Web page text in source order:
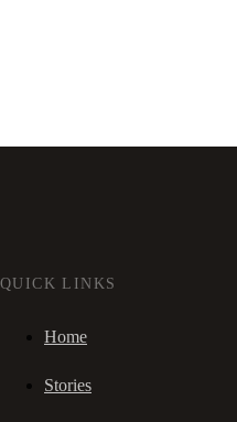
QUICK LINKS
Home
Stories